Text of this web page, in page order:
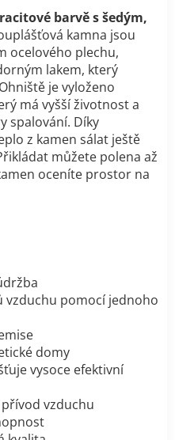
barvě s šedým,
kamna jsou
ocelového plechu,
lakem, který
Ohniště je vyloženo
má vyšší životnost a
spalování. Díky
z kamen sálat ještě
můžete polena až
oceníte prostor na
vzduchu pomocí jednoho
domy
vysoce efektivní
vzduchu